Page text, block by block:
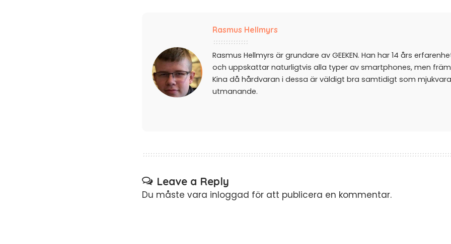
Rasmus Hellmyrs
Rasmus Hellmyrs är grundare av GEEKEN. Han har 14 års
och uppskattar naturligtvis alla typer av smartphones, men
Kina då hårdvaran i dessa är väldigt bra samtidigt som
utmanande.
Leave a Reply
Du måste vara inloggad för att publicera en kommentar.